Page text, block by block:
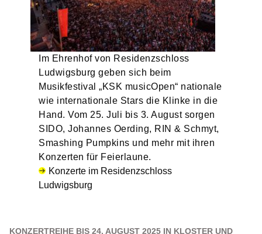
Im Ehrenhof von Residenzschloss
Ludwigsburg geben sich beim
Musikfestival „KSK musicOpen“ nationale
wie internationale Stars die Klinke in die
Hand. Vom 25. Juli bis 3. August sorgen
SIDO, Johannes Oerding, RIN & Schmyt,
Smashing Pumpkins und mehr mit ihren
Konzerten für Feierlaune.
Konzerte im Residenzschloss
Ludwigsburg
KONZERTREIHE BIS 24. AUGUST 2025 IN KLOSTER UND